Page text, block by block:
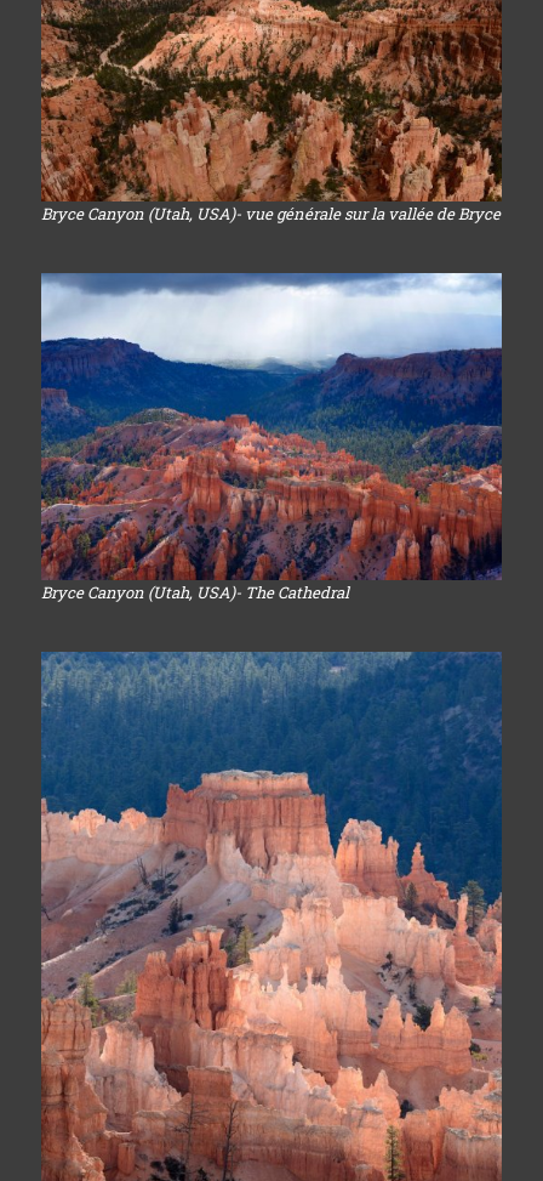
Bryce Canyon (Utah, USA)- vue générale sur la vallée de Bryce
Bryce Canyon (Utah, USA)- The Cathedral